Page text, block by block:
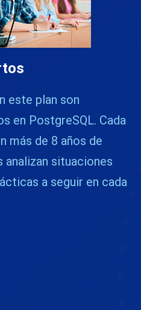
este plan son
en PostgreSQL. Cada
más de 8 años de
analizan situaciones
a seguir en cada